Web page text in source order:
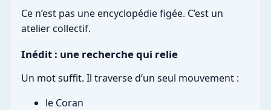
Ce n’est pas une encyclopédie figée. C’est un
atelier collectif.
Inédit : une recherche qui relie
Un mot suffit. Il traverse d’un seul mouvement :
le Coran